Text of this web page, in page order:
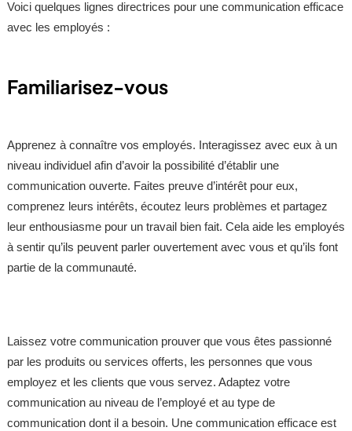
Voici quelques lignes directrices pour une communication efficace
avec les employés :
Familiarisez-vous
Apprenez à connaître vos employés. Interagissez avec eux à un
niveau individuel afin d’avoir la possibilité d’établir une
communication ouverte. Faites preuve d’intérêt pour eux,
comprenez leurs intérêts, écoutez leurs problèmes et partagez
leur enthousiasme pour un travail bien fait. Cela aide les employés
à sentir qu’ils peuvent parler ouvertement avec vous et qu’ils font
partie de la communauté.
Laissez votre communication prouver que vous êtes passionné
par les produits ou services offerts, les personnes que vous
employez et les clients que vous servez. Adaptez votre
communication au niveau de l’employé et au type de
communication dont il a besoin. Une communication efficace est